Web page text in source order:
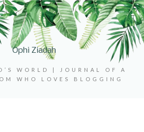
Ophi Ziadah
WORLD | JOURNAL OF A
WHO LOVES BLOGGING